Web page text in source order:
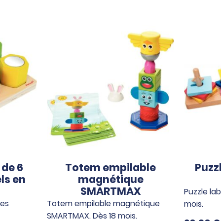
6
en
Totem empilable
magnétique
SMARTMAX
Totem empilable magnétique
SMARTMAX. Dès 18 mois.
Puzzle
mois.